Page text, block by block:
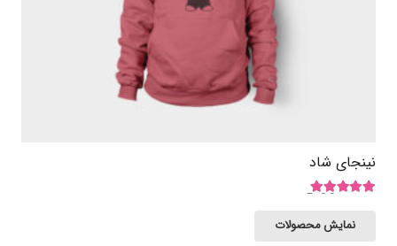
نینجای شاد
5.00
نمایش محصولات